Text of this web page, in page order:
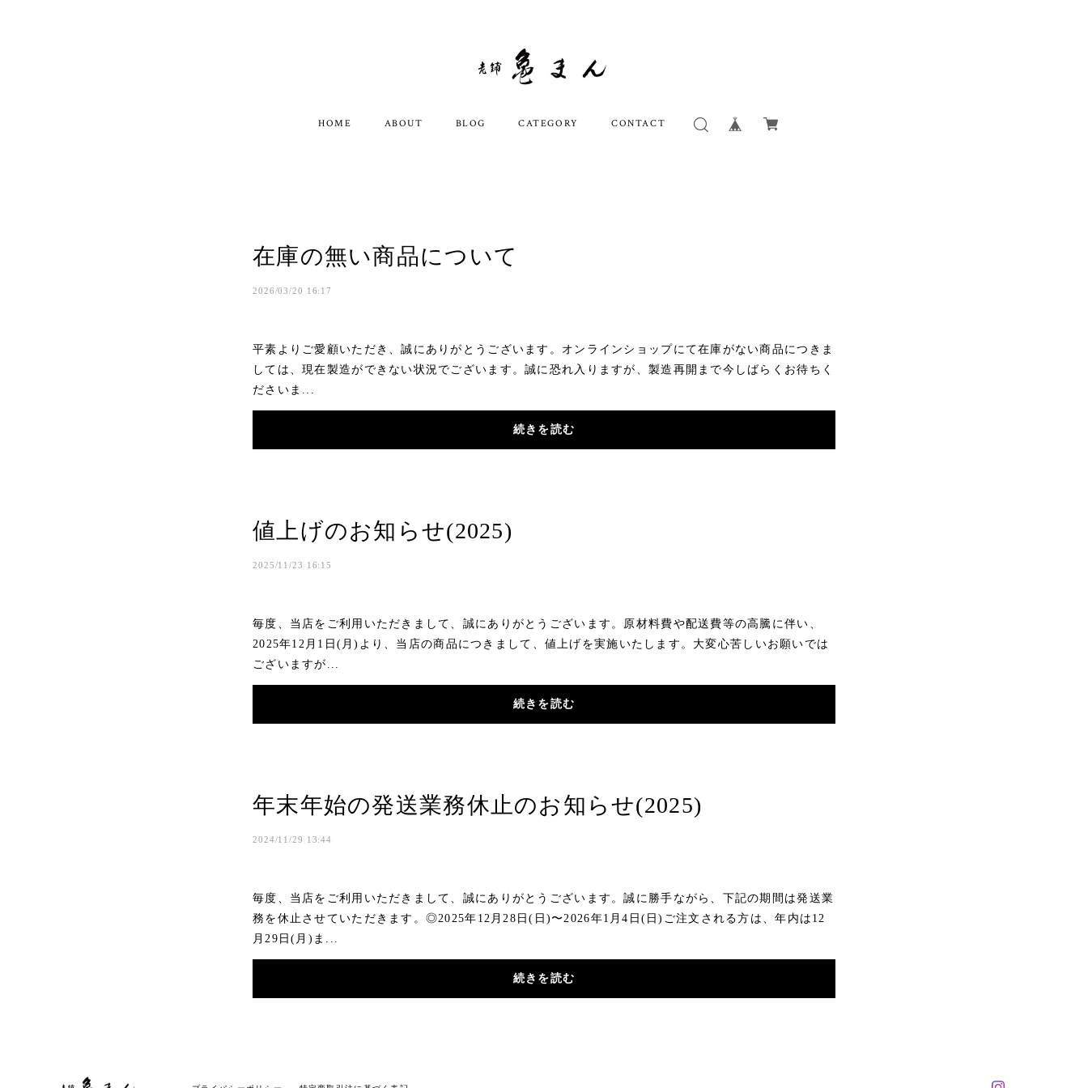
HOME ABOUT BLOG CATEGORY CONTACT
在庫の無い商品について
2026/03/20 16:17
平素よりご愛顧いただき、誠にありがとうございます。オンラインショップにて在庫がない商品につきま
しては、現在製造ができない状況でございます。誠に恐れ入りますが、製造再開まで今しばらくお待ちく
ださいま...
続きを読む
値上げのお知らせ(2025)
2025/11/23 16:15
毎度、当店をご利用いただきまして、誠にありがとうございます。原材料費や配送費等の高騰に伴い、
2025年12月1日(月)より、当店の商品につきまして、値上げを実施いたします。大変心苦しいお願いでは
ございますが...
続きを読む
年末年始の発送業務休止のお知らせ(2025)
2024/11/29 13:44
毎度、当店をご利用いただきまして、誠にありがとうございます。誠に勝手ながら、下記の期間は発送業
務を休止させていただきます。◎2025年12月28日(日)〜2026年1月4日(日)ご注文される方は、年内は12
月29日(月)ま...
続きを読む